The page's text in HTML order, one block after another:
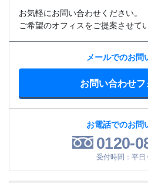
お気軽にお問い合わせください。
ご希望のオフィスをご提案させて
メールでのお問
お問い合わせ
お電話でのお問
0120-
受付時間：平